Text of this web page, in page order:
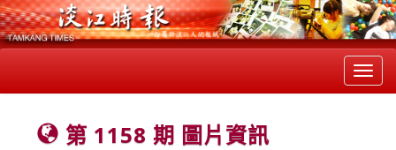
第 1158 期 圖片資訊